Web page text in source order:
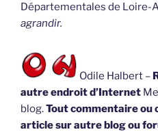
Départementales de Loire-
agrandir.
Odile Halbert –
autre endroit d’Internet
blog.Tout commentaire ou
article sur autre blog ou